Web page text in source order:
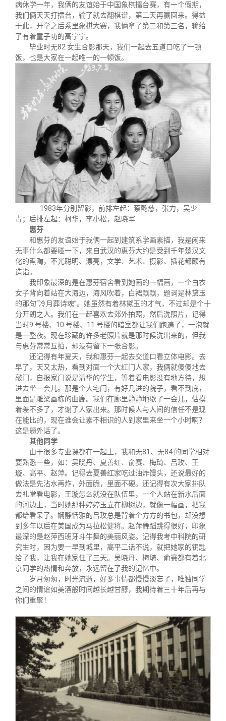
病休学一年，我俩的友谊始于中国象棋擂台赛，有一个假期，
我们俩天天打擂台，输了就去翻棋谱，第二天再赢回来。得益
于此，开学之后系里象棋大赛，我俩拿了第二和第三名，输给
了有着童子功的高宁宁。
毕业时无82 女生合影那天，我们一起去五道口吃了一顿
饭，也是大家在一起唯一的一顿饭。
1983年分别留影，前排左起：蔡懿慈，张力，吴少
青；后排左起：柯华，李小松，赵晓军
惠芬
和惠芬的友谊始于我俩一起到建筑系学画素描，我是闲来
无事什么都要碰一下，来自武汉的惠芬大约是受到千年楚汉文
化的熏陶，不光聪明、漂亮，文学、艺术、摄影、插花都颇有
造诣。
我印象最深的是在惠芬宿舍看到她画的一幅画，一个白衣
女子背向着站在大海边，海风吹着，白裙飘飘，题词是林黛玉
的那句“冷月葬诗魂”。她虽然有着林黛玉的才气，不过却是个十
分开朗之人。我们在一起喜欢去郊外拍照，然后洗照片，记得
当时9 号楼、10 号楼、11 号楼的暗室都让我们跑遍了，一泡就
是一整夜。现在珍藏的许多老照片就是那时候洗出来的，但我
与惠芬常常互拍，却没有留下一张合影。
还记得有年夏天，我和惠芬一起去交道口看立体电影。去
早了，天又太热，看到对面一个大红门人家，我俩就傻傻地去
敲门，自报家门说是清华的学生，等着看电影没有地方待，想
进去坐一会儿。那是个大宅门，有好几进的院子，看不到底，
里面是雕梁画栋的曲廊。我们在廊里静静地歇了一会儿，估摸
着差不多了，才谢了人家出来。那时候人与人间的信任不是现
在能比的，现在谁会让素不相识的人到家里来坐一个小时啊？
这是题外话了。
其他同学
由于很多专业课都在一起上，我和无81、无84 的同学相对
要熟悉一些，如：吴晓丹、夏善红、俞赛、梅琦、吕玫、王
璇、高平、赵萍。记得去夏善红家吃过油炸馒头，还说最好的
做法是先沾水再炸，外面脆，里面不硬。还记得有次大家排队
去礼堂看电影，王璇怎么就没在队伍里，一个人站在新水后面
的河边上，当时她那种婷婷玉立在柳树边，就像一幅画，把我
都给看呆了。娴静恬雅的吕玫总是背着个方方的书包，却没想
到多年以后在美国成为马拉松健将。赵萍舞蹈跳得很好，印象
最深的是赵萍西班牙斗牛舞的美丽风姿。记得我考中科院的研
究生时，因为要一早到城里，高平二话不说，就把她家的钥匙
给了我，让我在她家住了三天。吴晓丹、梅琦、俞赛都有着北
京同学的热情和奔放，永远留在了我的记忆中。
岁月匆匆，时光流逝，好多事情都慢慢淡忘了，唯独同学
之间的情谊如美酒般时间越长越甘醇，我期待着三十年后再与
你们重聚！